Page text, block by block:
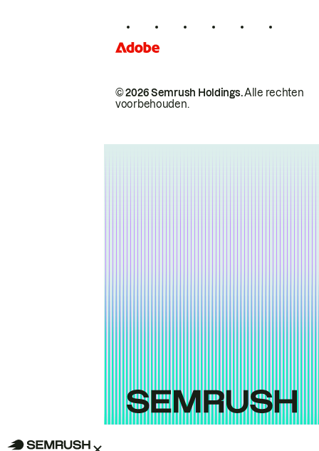
© 2026 Semrush Holdings.Alle rechten
voorbehouden.